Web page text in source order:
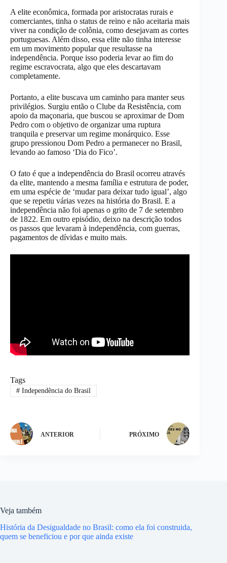
A elite econômica, formada por aristocratas rurais e
comerciantes, tinha o status de reino e não aceitaria mais
viver na condição de colônia, como desejavam as cortes
portuguesas. Além disso, essa elite não tinha interesse
em um movimento popular que resultasse na
independência. Porque isso poderia levar ao fim do
regime escravocrata, algo que eles descartavam
completamente.
Portanto, a elite buscava um caminho para manter seus
privilégios. Surgiu então o Clube da Resistência, com
apoio da maçonaria, que buscou se aproximar de Dom
Pedro com o objetivo de organizar uma ruptura
tranquila e preservar um regime monárquico. Esse
grupo pressionou Dom Pedro a permanecer no Brasil,
levando ao famoso ‘Dia do Fico’.
O fato é que a independência do Brasil ocorreu através
da elite, mantendo a mesma família e estrutura de poder,
em uma espécie de ‘mudar para deixar tudo igual’, algo
que se repetiu várias vezes na história do Brasil. E a
independência não foi apenas o grito de 7 de setembro
de 1822. Em outro episódio, deixo na descrição todos
os passos que levaram à independência, com guerras,
pagamentos de dívidas e muito mais.
Tags
#Independência do Brasil
ANTERIOR PRÓXIMO
Veja também
História da Desigualdade no Brasil: como ela foi construida,
quem se beneficiou e por que ainda existe